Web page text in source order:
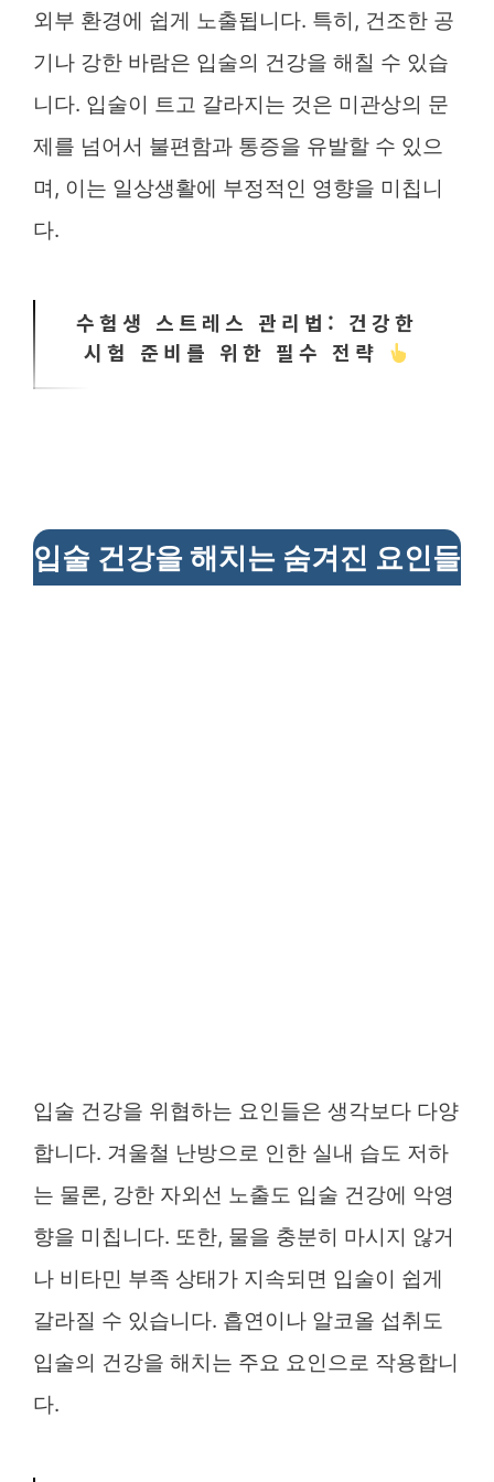
외부 환경에 쉽게 노출됩니다. 특히, 건조한 공
기나 강한 바람은 입술의 건강을 해칠 수 있습
니다. 입술이 트고 갈라지는 것은 미관상의 문
제를 넘어서 불편함과 통증을 유발할 수 있으
며, 이는 일상생활에 부정적인 영향을 미칩니
다.
수험생 스트레스 관리법: 건강한
시험 준비를 위한 필수 전략
입술 건강을 해치는 숨겨진 요인들
입술 건강을 위협하는 요인들은 생각보다 다양
합니다. 겨울철 난방으로 인한 실내 습도 저하
는 물론, 강한 자외선 노출도 입술 건강에 악영
향을 미칩니다. 또한, 물을 충분히 마시지 않거
나 비타민 부족 상태가 지속되면 입술이 쉽게
갈라질 수 있습니다. 흡연이나 알코올 섭취도
입술의 건강을 해치는 주요 요인으로 작용합니
다.